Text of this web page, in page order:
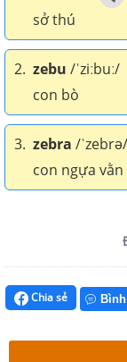
sở thú
2. zebu /ˈziːbuː/
con bò
3. zebra /ˈzebrə/
con ngựa vằn
Chia sẻ